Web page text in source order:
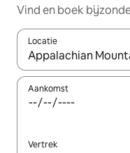
Vind en boek
Locatie
Wanneer er
Aankomst
Vertrek